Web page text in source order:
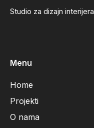
Studio za dizajn interijera
Menu
Home
Projekti
O nama